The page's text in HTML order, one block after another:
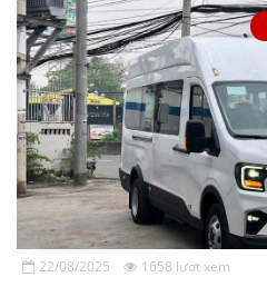
22/08/2025 1658 lượt xem